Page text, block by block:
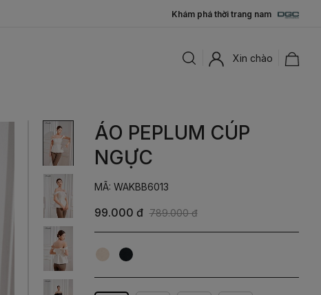
Khám phá thời trang nam
Xin chào
ÁO PEPLUM CÚP
NGỰC
MÃ: WAKBB6013
99.000 đ 789.000 đ
Be Đen